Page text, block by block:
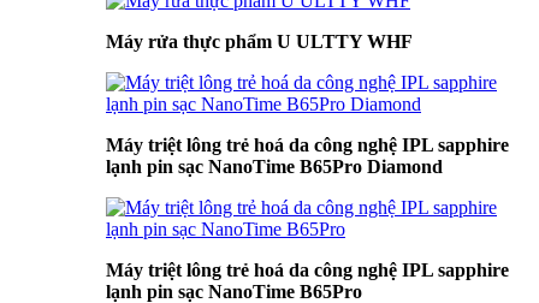
Máy rửa thực phẩm U ULTTY WHF
Máy triệt lông trẻ hoá da công nghệ IPL sapphire
lạnh pin sạc NanoTime B65Pro Diamond
Máy triệt lông trẻ hoá da công nghệ IPL sapphire
lạnh pin sạc NanoTime B65Pro